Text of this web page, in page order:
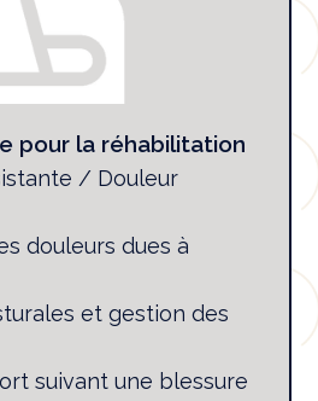
pour la réhabilitation
/ Douleur
douleurs dues à
et gestion des
suivant une blessure